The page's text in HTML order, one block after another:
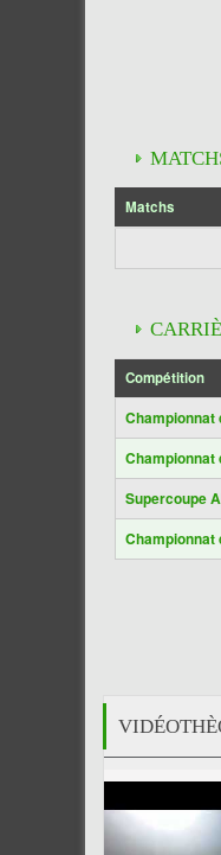
Matchs
Compétition
Championnat
Championnat
Supercoupe
Championnat